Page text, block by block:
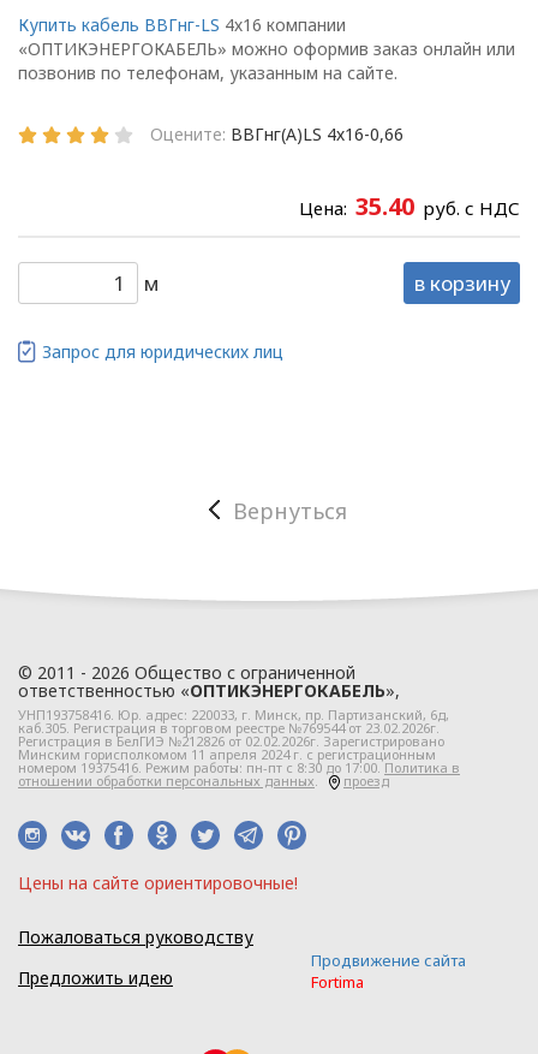
Купить кабель ВВГнг-LS 4х16 компании
«ОПТИКЭНЕРГОКАБЕЛЬ» можно оформив заказ онлайн или
позвонив по телефонам, указанным на сайте.
Оцените: ВВГнг(А)LS 4х16-0,66
Цена: 35.40 руб. с НДС
м в корзину
Запрос для юридических лиц
Вернуться
© 2011 - 2026 Общество с ограниченной
ответственностью «ОПТИКЭНЕРГОКАБЕЛЬ»,
УНП193758416. Юр. адрес: 220033, г. Минск, пр. Партизанский, 6д,
каб.305. Регистрация в торговом реестре №769544 от 23.02.2026г.
Регистрация в БелГИЭ №212826 от 02.02.2026г. Зарегистрировано
Минским горисполкомом 11 апреля 2024 г. с регистрационным
номером 19375416. Режим работы: пн-пт с 8:30 до 17:00.Политика в
отношении обработки персональных данных. проезд
Цeны нa caйтe opиeнтиpoвoчные!
Пожаловаться руководству
Предложить идею
Продвижение сайта
Fortima
Общие
положения
отношении обработки
персональных данных
«ОПТИКЭНЕРГОКАБЕЛЬ»
(далее – Политика)
цели, принципы, способы,
которые обрабатываются
1.2. Политика в
данных разработана с
учетом требований
законодательства
Республики Беларусь,
регулирующего
персональных данных.
1.3. Локальные правовые
обработки и
защиты персональных
данных разрабатываются